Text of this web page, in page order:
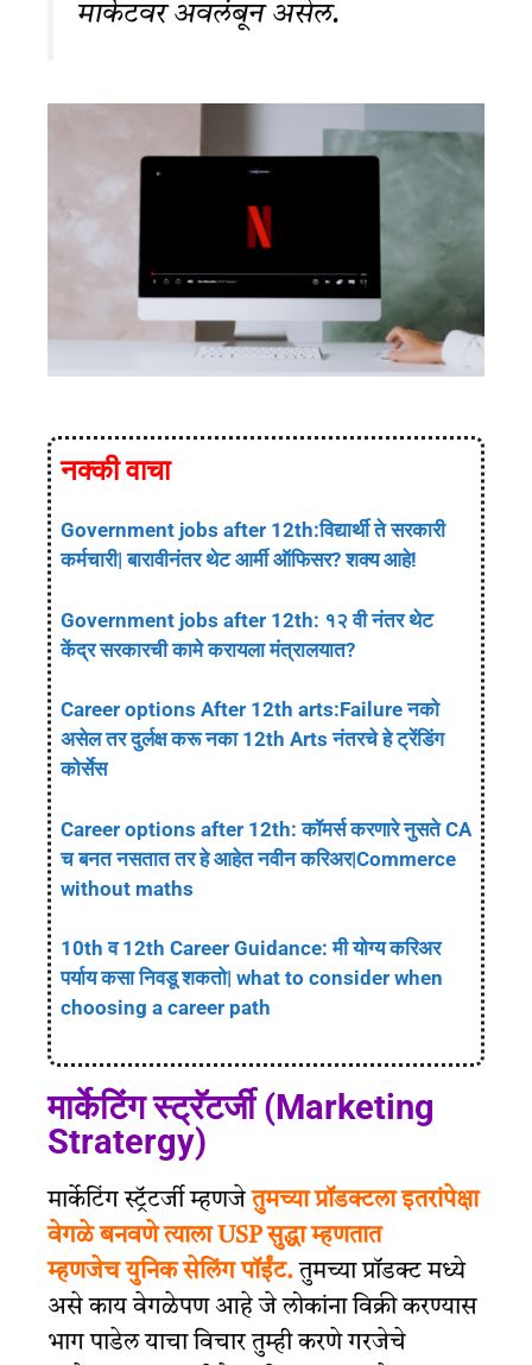
मार्केटवर अवलंबून असेल.
नक्की वाचा
Government jobs after 12th:विद्यार्थी ते सरकारी
कर्मचारी| बारावीनंतर थेट आर्मी ऑफिसर? शक्य आहे!
Government jobs after 12th: १२ वी नंतर थेट
केंद्र सरकारची कामे करायला मंत्रालयात?
Career options After 12th arts:Failure नको
असेल तर दुर्लक्ष करू नका 12th Arts नंतरचे हे ट्रेंडिंग
कोर्सेस
Career options after 12th: कॉमर्स करणारे नुसते CA
च बनत नसतात तर हे आहेत नवीन करिअर|Commerce
without maths
10th व 12th Career Guidance: मी योग्य करिअर
पर्याय कसा निवडू शकतो| what to consider when
choosing a career path
मार्केटिंग स्ट्रॅटर्जी (Marketing
Stratergy)
मार्केटिंग स्ट्रॅटर्जी म्हणजेतुमच्या प्रॉडक्टला इतरांपेक्षा
वेगळे बनवणे त्याला USP सुद्धा म्हणतात
म्हणजेच युनिक सेलिंग पॉईंट. तुमच्या प्रॉडक्ट मध्ये
असे काय वेगळेपण आहे जे लोकांना विक्री करण्यास
भाग पाडेल याचा विचार तुम्ही करणे गरजेचे